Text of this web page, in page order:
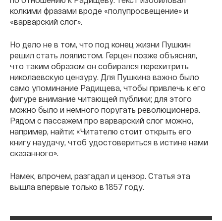
колкими фразами вроде «полупросвещение» и
«варварский слог».
Но дело не в том, что под конец жизни Пушкин
решил стать лоялистом. Герцен позже объяснял,
что таким образом он собирался перехитрить
николаевскую цензуру. Для Пушкина важно было
само упоминание Радищева, чтобы привлечь к его
фигуре внимание читающей публики; для этого
можно было и немного поругать революционера.
Рядом с пассажем про варварский слог можно,
например, найти: «Читателю стоит открыть его
книгу наудачу, чтоб удостовериться в истине нами
сказанного».
Намек, впрочем, разгадал и цензор. Статья эта
вышла впервые только в 1857 году.